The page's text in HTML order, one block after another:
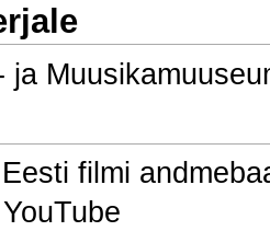
ja
Eesti filmi